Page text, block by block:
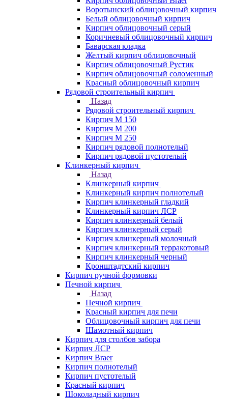
Воротынский облицовочный кирпич
Белый облицовочный кирпич
Кирпич облицовочный серый
Коричневый облицовочный кирпич
Баварская кладка
Желтый кирпич облицовочный
Кирпич облицовочный Рустик
Кирпич облицовочный соломенный
Красный облицовочный кирпич
Рядовой строительный кирпич
Назад
Рядовой строительный кирпич
Кирпич М 150
Кирпич М 200
Кирпич М 250
Кирпич рядовой полнотелый
Кирпич рядовой пустотелый
Клинкерный кирпич
Назад
Клинкерный кирпич
Клинкерный кирпич полнотелый
Кирпич клинкерный гладкий
Клинкерный кирпич ЛСР
Кирпич клинкерный белый
Кирпич клинкерный серый
Кирпич клинкерный молочный
Кирпич клинкерный терракотовый
Кирпич клинкерный черный
Кронштадтский кирпич
Кирпич ручной формовки
Печной кирпич
Назад
Печной кирпич
Красный кирпич для печи
Облицовочный кирпич для печи
Шамотный кирпич
Кирпич для столбов забора
Кирпич ЛСР
Кирпич Braer
Кирпич полнотелый
Кирпич пустотелый
Красный кирпич
Шоколадный кирпич